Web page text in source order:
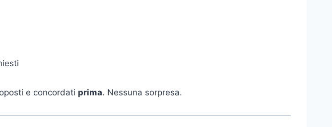
e concordati prima. Nessuna sorpresa.